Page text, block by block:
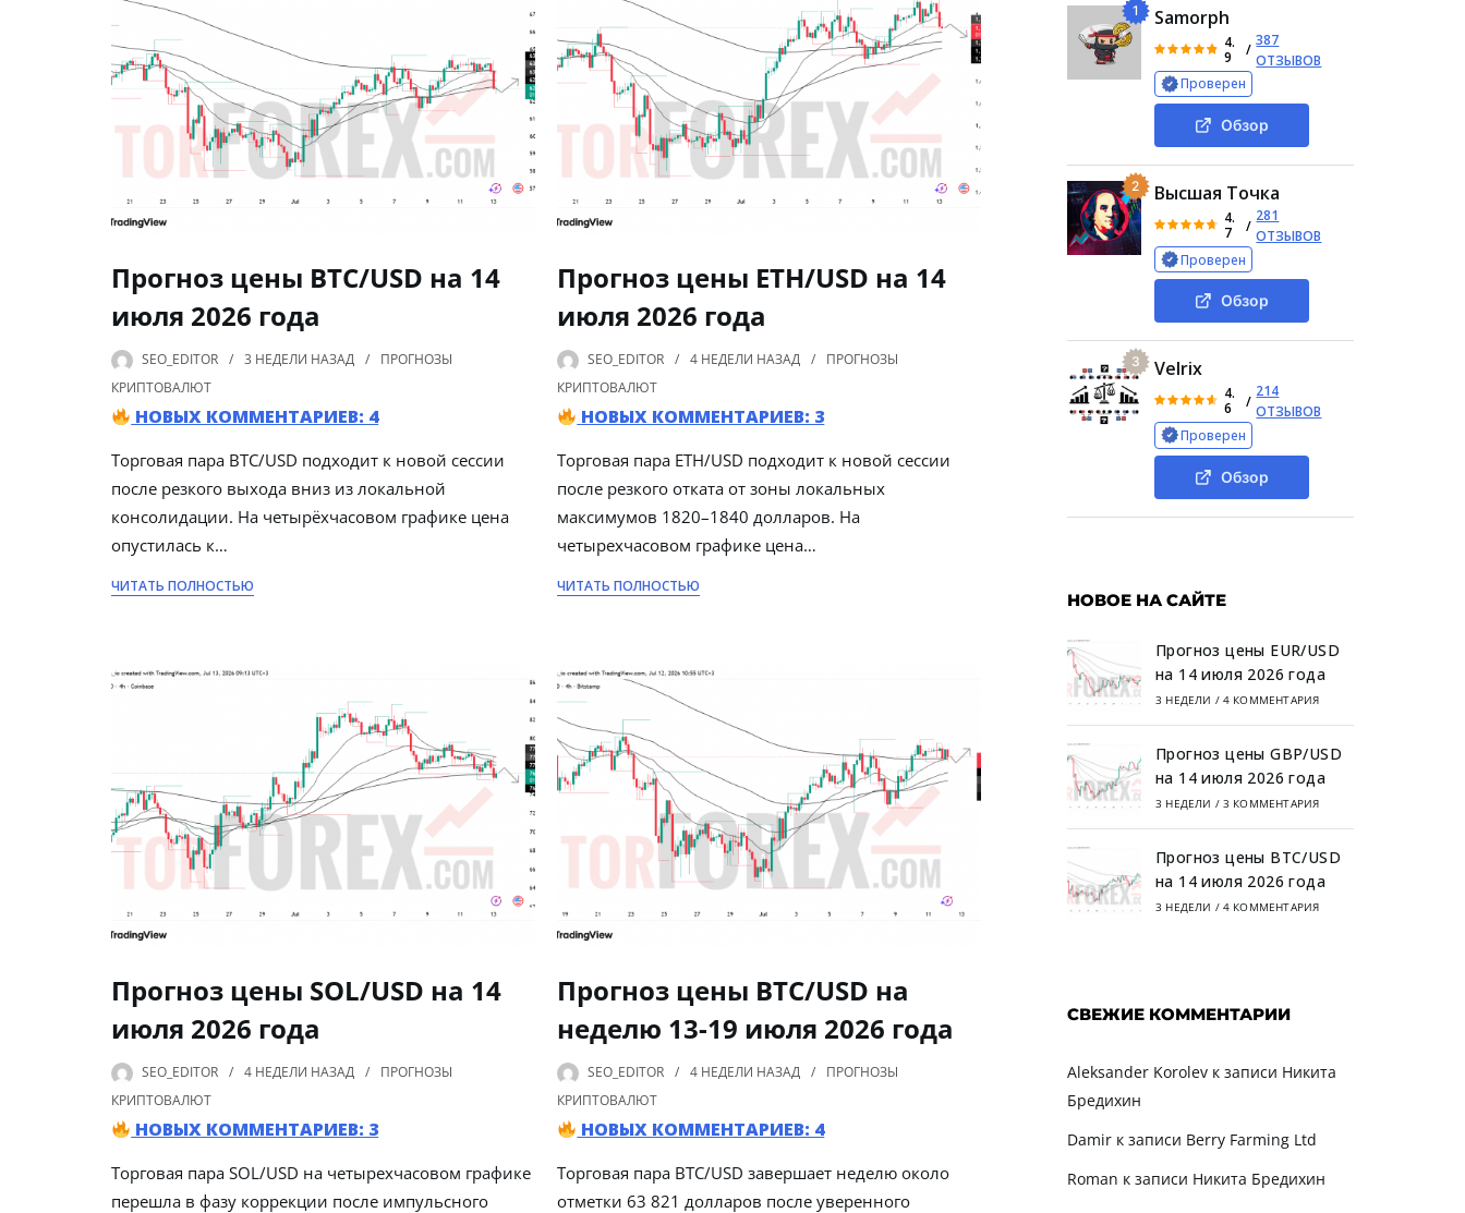
Прогноз цены BTC/USD на 14
июля 2026 года
SEO_EDITOR 3 НЕДЕЛИ НАЗАД
ПРОГНОЗЫ
КРИПТОВАЛЮТ
НОВЫХ КОММЕНТАРИЕВ: 4
Торговая пара BTC/USD подходит к новой сессии
после резкого выхода вниз из локальной
консолидации. На четырёхчасовом графике цена
опустилась к…
ЧИТАТЬ ПОЛНОСТЬЮ
Прогноз цены ETH/USD на 14
июля 2026 года
SEO_EDITOR 4 НЕДЕЛИ НАЗАД
ПРОГНОЗЫ
КРИПТОВАЛЮТ
НОВЫХ КОММЕНТАРИЕВ: 3
Торговая пара ETH/USD подходит к новой сессии
после резкого отката от зоны локальных
максимумов 1820–1840 долларов. На
четырехчасовом графике цена…
ЧИТАТЬ ПОЛНОСТЬЮ
Прогноз цены SOL/USD на 14
июля 2026 года
SEO_EDITOR 4 НЕДЕЛИ НАЗАД
ПРОГНОЗЫ
КРИПТОВАЛЮТ
НОВЫХ КОММЕНТАРИЕВ: 3
Торговая пара SOL/USD на четырехчасовом графике
перешла в фазу коррекции после импульсного
Прогноз цены BTC/USD на
неделю 13-19 июля 2026 года
SEO_EDITOR 4 НЕДЕЛИ НАЗАД
ПРОГНОЗЫ
КРИПТОВАЛЮТ
НОВЫХ КОММЕНТАРИЕВ: 4
Торговая пара BTC/USD завершает неделю около
отметки 63 821 долларов после уверенного
1 Samorph
4.
9
/
387
ОТЗЫВОВ
Проверен
Обзор
2 Высшая Точка
4.
7
/
281
ОТЗЫВОВ
Проверен
Обзор
3 Velrix
4.
6
/
214
ОТЗЫВОВ
Проверен
Обзор
НОВОЕ НА САЙТЕ
Прогноз цены EUR/USD
на 14 июля 2026 года
3 НЕДЕЛИ / 4 КОММЕНТАРИЯ
Прогноз цены GBP/USD
на 14 июля 2026 года
3 НЕДЕЛИ / 3 КОММЕНТАРИЯ
Прогноз цены BTC/USD
на 14 июля 2026 года
3 НЕДЕЛИ / 4 КОММЕНТАРИЯ
СВЕЖИЕ КОММЕНТАРИИ
Aleksander Korolevк записи Никита
Бредихин
Damirк записи Berry Farming Ltd
Roman к записи Никита Бредихин